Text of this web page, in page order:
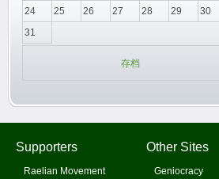
24
25 26 27 28 29
30
31
存档
Supporters
Raelian Movement
Other Sites
Geniocracy